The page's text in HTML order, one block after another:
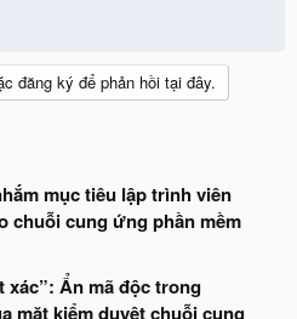
đăng ký để phản hồi tại đây.
mục tiêu lập trình viên
chuỗi cung ứng phần mềm
xác”: Ẩn mã độc trong
mặt kiểm duyệt chuỗi cung